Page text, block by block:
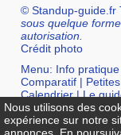
© Standup-guide.fr
sous quelque
autorisation.
Crédit photo
Menu: Info pratique
Comparatif |
Calendrier|Le
Annuaire :
Location de SUP|
Nous utilisons des
expérience sur notre